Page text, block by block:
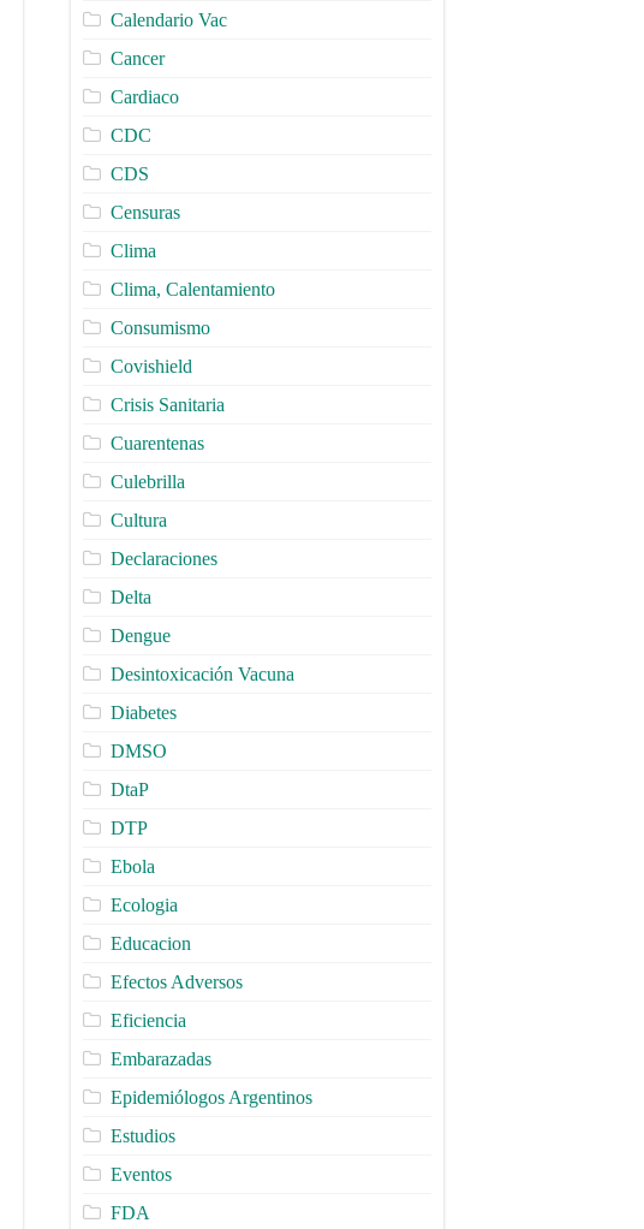
Calendario Vac
Cancer
Cardiaco
CDC
CDS
Censuras
Clima
Clima, Calentamiento
Consumismo
Covishield
Crisis Sanitaria
Cuarentenas
Culebrilla
Cultura
Declaraciones
Delta
Dengue
Desintoxicación Vacuna
Diabetes
DMSO
DtaP
DTP
Ebola
Ecologia
Educacion
Efectos Adversos
Eficiencia
Embarazadas
Epidemiólogos Argentinos
Estudios
Eventos
FDA